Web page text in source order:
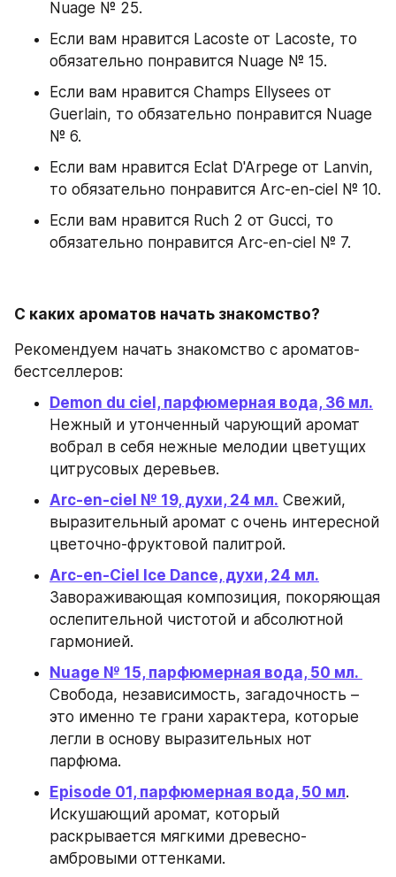
Nuage № 25.
Если вам нравится Laсoste от Laсoste, то
обязательно понравится Nuage № 15.
Если вам нравится Champs Ellysees от
Guerlain, то обязательно понравится Nuage
№ 6.
Если вам нравится Eclat D'Arpege от Lanvin,
то обязательно понравится Arc-en-ciel № 10.
Если вам нравится Ruch 2 от Gucci, то
обязательно понравится Arc-en-ciel № 7.
С каких ароматов начать знакомство?
Рекомендуем начать знакомство с ароматов-
бестселлеров:
Demon du сiel, парфюмерная вода, 36 мл.
Нежный и утонченный чарующий аромат
вобрал в себя нежные мелодии цветущих
цитрусовых деревьев.
Arc-en-ciel № 19, духи, 24 мл. Свежий,
выразительный аромат с очень интересной
цветочно-фруктовой палитрой.
Arc-en-Ciel Ice Dance, духи, 24 мл.
Завораживающая композиция, покоряющая
ослепительной чистотой и абсолютной
гармонией.
Свобода, независимость, загадочность –
это именно те грани характера, которые
легли в основу выразительных нот
парфюма.
Episode 01, парфюмерная вода, 50 мл.
Искушающий аромат, который
раскрывается мягкими древесно-
амбровыми оттенками.